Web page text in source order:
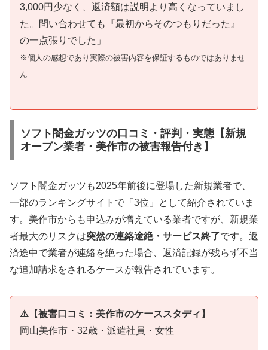
3,000円少なく、返済額は説明より高くなっていまし
た。問い合わせても『最初からそのつもりだった』
の一点張りでした」
※個人の感想であり実際の被害内容を保証するものではありませ
ん
ソフト闇金ガッツの口コミ・評判・実態【新規
オープン業者・美作市の被害報告付き】
ソフト闇金ガッツも2025年前後に登場した新規業者で、
一部のランキングサイトで「3位」として紹介されていま
す。美作市からも申込みが増えている業者ですが、新規業
者最大のリスクは突然の連絡途絶・サービス終了です。返
済途中で業者が連絡を絶った場合、返済記録が残らず不当
な追加請求をされるケースが報告されています。
⚠️【被害口コミ：美作市のケーススタディ】
岡山美作市・32歳・派遣社員・女性